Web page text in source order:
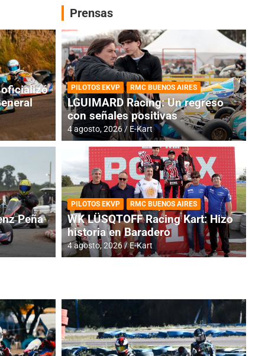
RMC BUENOS AIRES
Cerró una jornada
oficializó
Peña
Prensas
PILOTOS EKVP RMC BUENOS AIRES
LGUIMARD Racing: Un regreso
con señales positivas
4 agosto, 2026 E-Kart
PILOTOS EKVP RMC BUENOS AIRES
WK LÜSQTOFF Racing Kart: Hizo
historia en Baradero
4 agosto, 2026 E-Kart